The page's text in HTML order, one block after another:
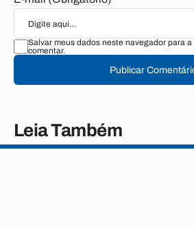
Salvar meus dados neste navegador para
comentar.
Publicar
Leia Também